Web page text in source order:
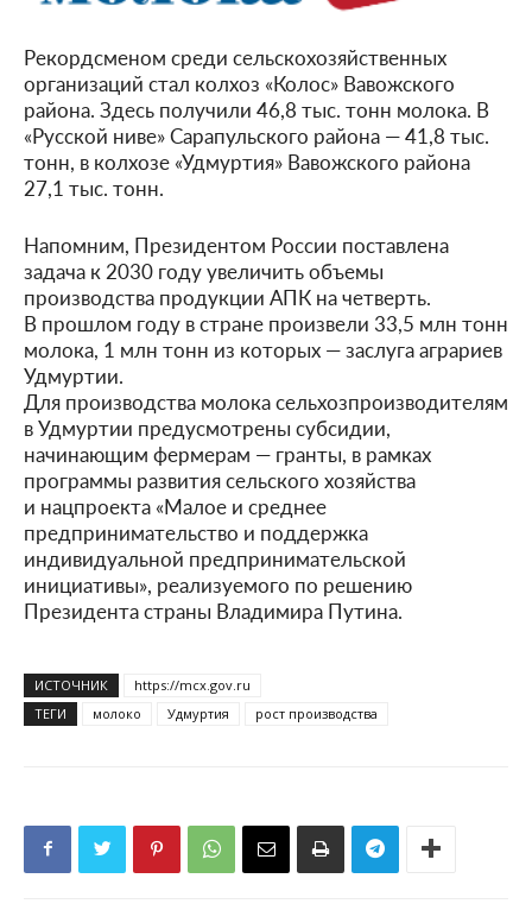
Рекордсменом среди сельскохозяйственных
организаций стал колхоз «Колос» Вавожского
района. Здесь получили 46,8 тыс. тонн молока. В
«Русской ниве» Сарапульского района — 41,8 тыс.
тонн, в колхозе «Удмуртия» Вавожского района
27,1 тыс. тонн.
Напомним, Президентом России поставлена
задача к 2030 году увеличить объемы
производства продукции АПК на четверть.
В прошлом году в стране произвели 33,5 млн тонн
молока, 1 млн тонн из которых — заслуга аграриев
Удмуртии.
Для производства молока сельхозпроизводителям
в Удмуртии предусмотрены субсидии,
начинающим фермерам — гранты, в рамках
программы развития сельского хозяйства
и нацпроекта «Малое и среднее
предпринимательство и поддержка
индивидуальной предпринимательской
инициативы», реализуемого по решению
Президента страны Владимира Путина.
ИСТОЧНИК
https://mcx.gov.ru
ТЕГИ
молоко Удмуртия рост производства